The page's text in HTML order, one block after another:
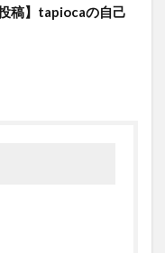
投稿】tapiocaの自己